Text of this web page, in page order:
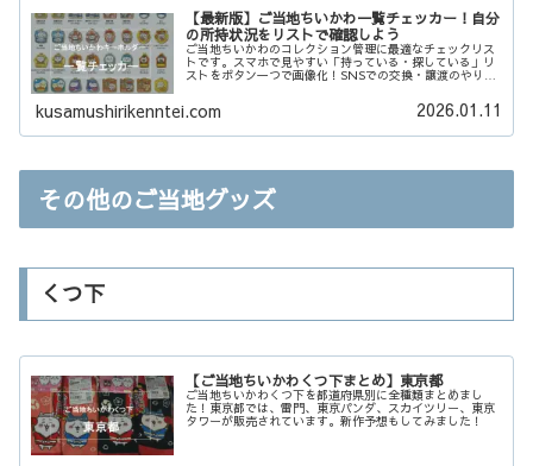
【最新版】ご当地ちいかわ一覧チェッカー！自分
の所持状況をリストで確認しよう
ご当地ちいかわのコレクション管理に最適なチェックリス
トです。スマホで見やすい「持っている・探している」リ
ストをボタン一つで画像化！SNSでの交換・譲渡のやり取
す。あなたのちいかわ集めを強力にサポート！
kusamushirikenntei.com 2026.01.11
その他のご当地グッズ
くつ下
【ご当地ちいかわくつ下まとめ】東京都
ご当地ちいかわくつ下を都道府県別に全種類まとめまし
た！東京都では、雷門、東京パンダ、スカイツリー、東京
タワーが販売されています。新作予想もしてみました！